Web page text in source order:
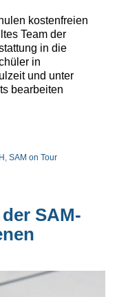
kostenfreien
Team der
in die
in
und unter
bearbeiten
, SAM on Tour
SAM-